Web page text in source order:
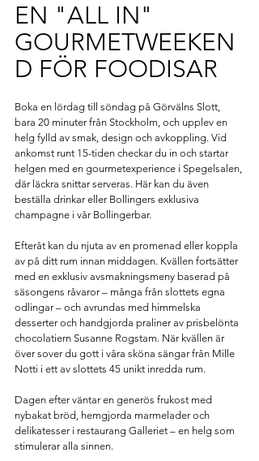
EN "ALL IN"
GOURMETWEEKEN
D FÖR FOODISAR
Boka en lördag till söndag på Görvälns Slott,
bara 20 minuter från Stockholm, och upplev en
helg fylld av smak, design och avkoppling. Vid
ankomst runt 15-tiden checkar du in och startar
helgen med en gourmetexperience i Spegelsalen,
där läckra snittar serveras. Här kan du även
beställa drinkar eller Bollingers exklusiva
champagne i vår Bollingerbar.
Efteråt kan du njuta av en promenad eller koppla
av på ditt rum innan middagen. Kvällen fortsätter
med en exklusiv avsmakningsmeny baserad på
säsongens råvaror – många från slottets egna
odlingar – och avrundas med himmelska
desserter och handgjorda praliner av prisbelönta
chocolatiern Susanne Rogstam. När kvällen är
över sover du gott i våra sköna sängar från Mille
Notti i ett av slottets 45 unikt inredda rum.
Dagen efter väntar en generös frukost med
nybakat bröd, hemgjorda marmelader och
delikatesser i restaurang Galleriet – en helg som
stimulerar alla sinnen.